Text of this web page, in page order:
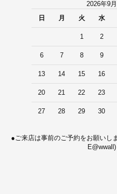
2026年9月
日
月 火 水
1 2
6 7 8 9
13 14 15 16
20 21 22 23
27 28 29 30
●ご来店は事前のご予約をお願いし
E@wwall)